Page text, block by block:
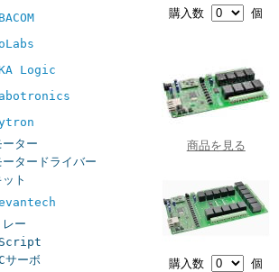
Logic
ーター
ータードライバー
ット
レー
サーボ
購入数 個
商品を見る
購入数 個